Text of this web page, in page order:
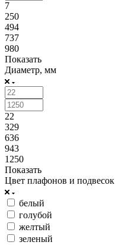
7
250
494
737
980
Показать
Диаметр, мм
22
329
636
943
1250
Показать
Цвет плафонов и подвесок
белый
голубой
желтый
зеленый